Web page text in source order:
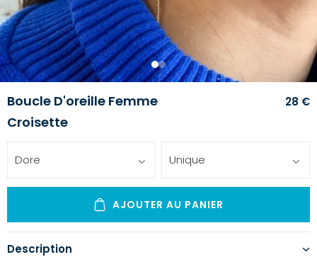
1 2
Boucle D'oreille Femme
Croisette
28 €
Dore Unique
AJOUTER AU PANIER
Description